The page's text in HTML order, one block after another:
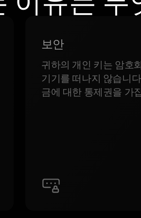
보안
귀하의 개인 키는 암호
기기를 떠나지 않습니
금에 대한 통제권을 가